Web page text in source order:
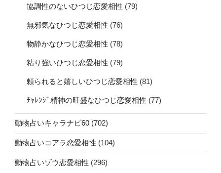
協調性のないひつじ恋愛相性 (79)
無邪気なひつじ恋愛相性 (76)
物静かなひつじ恋愛相性 (78)
粘り強いひつじ恋愛相性 (79)
頼られると嬉しいひつじ恋愛相性 (81)
ﾁｬﾚﾝｼﾞ精神の旺盛なひつじ恋愛相性 (77)
動物占いキャラナビ60 (702)
動物占いコアラ恋愛相性 (104)
動物占いゾウ恋愛相性 (296)